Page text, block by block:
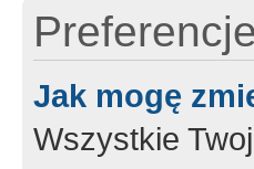
Jak mogę
Wszystkie